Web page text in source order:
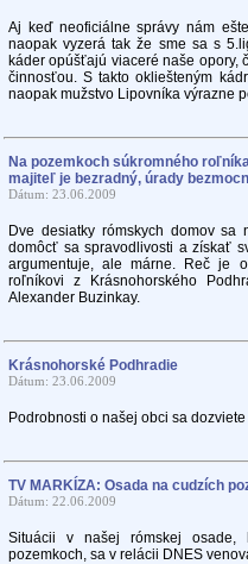
Aj keď neoficiálne správy nám
naopak vyzerá tak že sme sa s
káder opúšťajú viaceré naše opory,
činnosťou. S takto okliešteným
naopak mužstvo Lipovníka výrazne
Na pozemkoch súkromného
majiteľ je bezradný, úrady
Dátum: 23.06.2009
Dve desiatky rómskych domov
domôcť sa spravodlivosti a získať
argumentuje, ale márne. Reč je
roľníkovi z Krásnohorského
Alexander Buzinkay.
Krásnohorské Podhradie
Dátum: 23.06.2009
Podrobnosti o našej obci sa
TV MARKÍZA: Osada na cudzích
Dátum: 22.06.2009
Situácii v našej rómskej osade,
pozemkoch, sa v relácii DNES